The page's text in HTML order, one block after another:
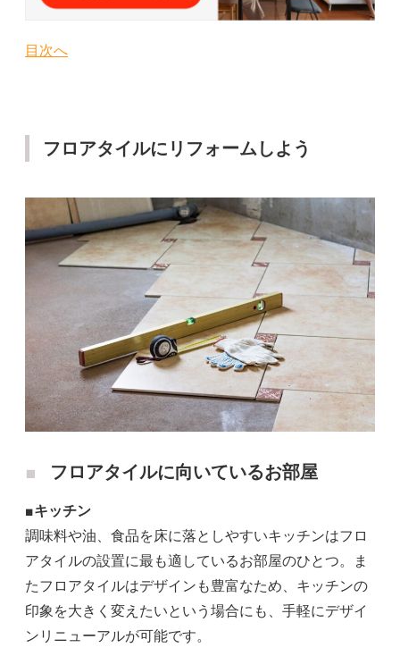
目次へ
フロアタイルにリフォームしよう
フロアタイルに向いているお部屋
■キッチン
調味料や油、食品を床に落としやすいキッチンはフロ
アタイルの設置に最も適しているお部屋のひとつ。ま
たフロアタイルはデザインも豊富なため、キッチンの
印象を大きく変えたいという場合にも、手軽にデザイ
ンリニューアルが可能です。